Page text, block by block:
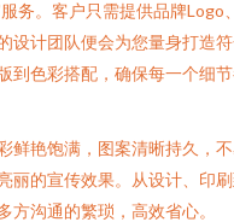
务。客户只需提供品牌Logo
设计团队便会为您量身打造
到色彩搭配，确保每一个细
鲜艳饱满，图案清晰持久，
丽的宣传效果。从设计、印
沟通的繁琐，高效省心。